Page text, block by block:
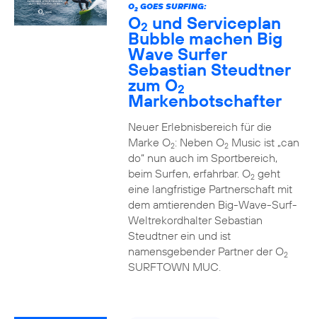
O2GOES SURFING:
O2 und Serviceplan
Bubble machen Big
Wave Surfer
Sebastian Steudtner
zum O2
Markenbotschafter
Neuer Erlebnisbereich für die
Marke O2: Neben O2Music ist „can
do“ nun auch im Sportbereich,
beim Surfen, erfahrbar. O2geht
eine langfristige Partnerschaft mit
dem amtierenden Big-Wave-Surf-
Weltrekordhalter Sebastian
Steudtner ein und ist
namensgebender Partner der O2
SURFTOWN MUC.